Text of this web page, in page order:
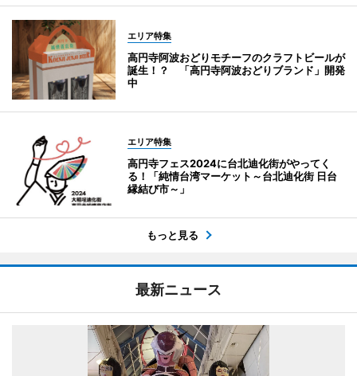
エリア特集
高円寺阿波おどりモチーフのクラフトビールが
誕生！？ 「高円寺阿波おどりブランド」開発
中
エリア特集
高円寺フェス2024に台北迪化街がやってく
る！「純情台湾マーケット～台北迪化街 日台
縁結び市～」
もっと見る
最新ニュース